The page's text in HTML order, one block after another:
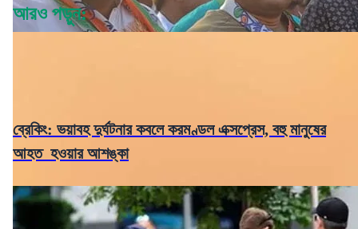
আরও পড়ুন:
ব্রেকিং: ভয়াবহ দুর্ঘটনার কবলে করমণ্ডল এক্সপ্রেস, বহু মানুষের
আহত হওয়ার আশঙ্কা